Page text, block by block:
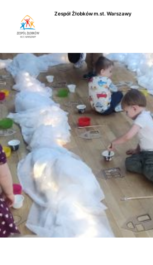
Zespół Żłobków m.st. Warszawy